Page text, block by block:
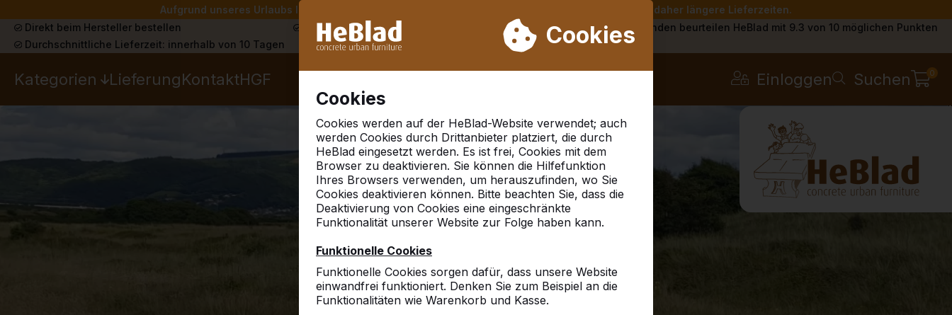
Aufgrund unseres Urlaubs liefern wir von Woche 31 bis Woche 33 nicht. Bitte berücksichtigen Sie daher längere Lieferzeiten.
Cookies
Cookies
Cookies werden auf der HeBlad-Website verwendet; auch
werden Cookies durch Drittanbieter platziert, die durch
HeBlad eingesetzt werden. Es ist frei, Cookies mit dem
Browser zu deaktivieren. Sie können die Hilfefunktion
Ihres Browsers verwenden, um herauszufinden, wo Sie
Cookies deaktivieren können. Bitte beachten Sie, dass die
Deaktivierung von Cookies eine eingeschränkte
Funktionalität unserer Website zur Folge haben kann.
Funktionelle Cookies
Funktionelle Cookies sorgen dafür, dass unsere Website
einwandfrei funktioniert. Denken Sie zum Beispiel an die
Funktionalitäten wie Warenkorb und Kasse.
Direkt beim Hersteller bestellen Schon mehr als 30.000 Produkten verkauft
Kunden beurteilen HeBlad mit 9.3 von 10 möglichen Punkten
Durchschnittliche Lieferzeit: innerhalb von 10 Tagen
Kategorien LieferungKontaktHGF Einloggen Suchen 0